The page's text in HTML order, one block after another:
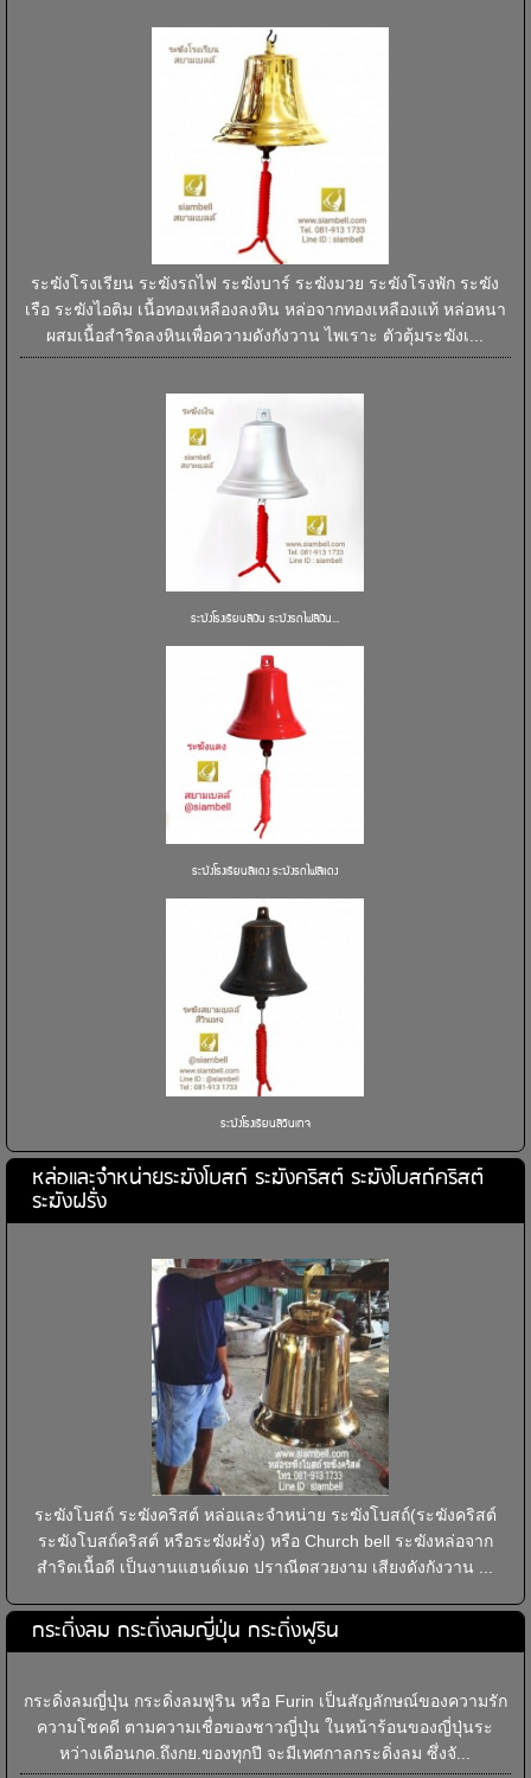
ระฆังโรงเรียน ระฆังรถไฟ ระฆังบาร์ ระฆังมวย ระฆังโรงพัก ระฆัง
เรือ ระฆังไอติม เนื้อทองเหลืองลงหิน หล่อจากทองเหลืองแท้ หล่อหนา
ผสมเนื้อสำริดลงหินเพื่อความดังกังวาน ไพเราะ ตัวตุ้มระฆังเ...
ระฆังโรงเรียนสีเงิน ระฆังรถไฟสีเงิน...
ระฆังโรงเรียนสีแดง ระฆังรถไฟสีแดง
ระฆังโรงเรียนสีวินเทจ
หล่อและจำหน่ายระฆังโบสถ์ ระฆังคริสต์ ระฆังโบสถ์คริสต์
ระฆังฝรั่ง
ระฆังโบสถ์ ระฆังคริสต์ หล่อและจำหน่าย ระฆังโบสถ์(ระฆังคริสต์
ระฆังโบสถ์คริสต์ หรือระฆังฝรั่ง) หรือ Church bell ระฆังหล่อจาก
สำริดเนื้อดี เป็นงานแฮนด์เมด ปราณีตสวยงาม เสียงดังกังวาน ...
กระดิ่งลม กระดิ่งลมญี่ปุ่น กระดิ่งฟูริน
กระดิ่งลมญี่ปุ่น กระดิ่งลมฟูริน หรือ Furin เป็นสัญลักษณ์ของความรัก
ความโชคดี ตามความเชื่อของชาวญี่ปุ่น ในหน้าร้อนของญี่ปุ่นระ
หว่างเดือนกค.ถึงกย.ของทุกปี จะมีเทศกาลกระดิ่งลม ซึ่งจั...